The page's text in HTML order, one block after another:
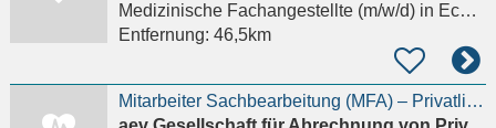
Medizinische Fachangestellte (m/w/d)in Eching (Freising)
Entfernung: 46,5km
Mitarbeiter Sachbearbeitung (MFA) – Privatliquidation (GOÄ) (m/w/d)